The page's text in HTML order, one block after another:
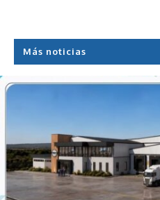
Más noticias